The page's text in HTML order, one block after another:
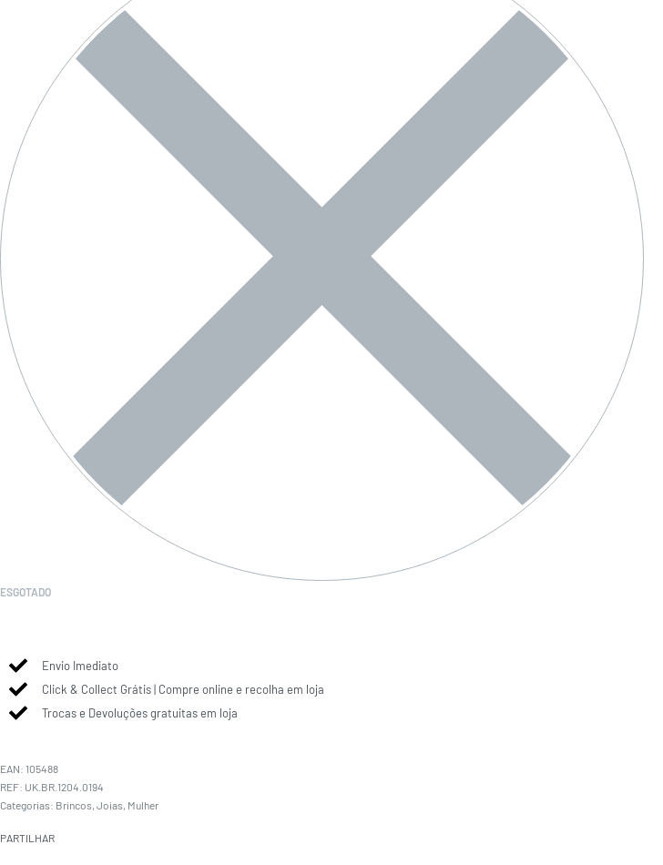
ESGOTADO
Envio Imediato
Click & Collect Grátis | Compre online e recolha em loja
Trocas e Devoluções gratuitas em loja
EAN: 105488
UK.BR.1204.0194
Categorias: Brincos,Joias, Mulher
PARTILHAR